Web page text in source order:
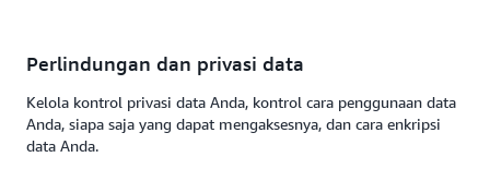
Perlindungan dan privasi data
Kelola kontrol privasi data Anda, kontrol cara penggunaan data
Anda, siapa saja yang dapat mengaksesnya, dan cara enkripsi
data Anda.